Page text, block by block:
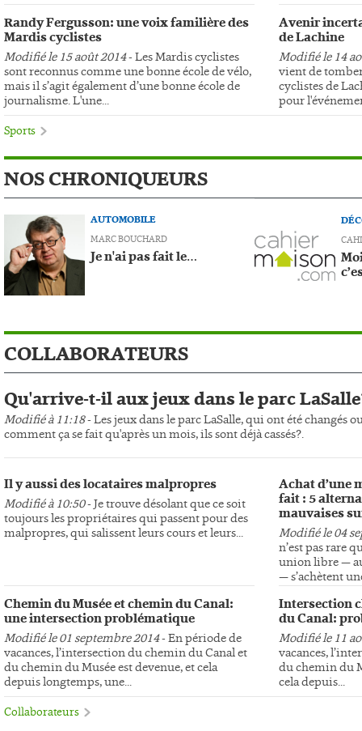
Randy Fergusson: une voix familière des
Mardis cyclistes
Modifié le 15 août 2014- Les Mardis cyclistes
sont reconnus comme une bonne école de vélo,
mais il s’agit également d’une bonne école de
journalisme. L'une...
Avenir
de Lachine
Modifié le 14
vient de
cyclistes de
pour
Sports
NOS CHRONIQUEURS
AUTOMOBILE
MARC BOUCHARD
Je n'ai pas fait le…
COLLABORATEURS
Qu'arrive-t-il aux jeux dans le parc
Modifié à 11:18- Les jeux dans le parc LaSalle, qui ont été changés
comment ça se fait qu'après un mois, ils sont déjà cassés?.
Il y aussi des locataires malpropres
Modifié à 10:50- Je trouve désolant que ce soit
toujours les propriétaires qui passent pour des
malpropres, qui salissent leurs cours et leurs...
Chemin du Musée et chemin du Canal:
une intersection problématique
Modifié le 01 septembre 2014- En période de
vacances, l’intersection du chemin du Canal et
du chemin du Musée est devenue, et cela
depuis longtemps, une...
Achat d’une
fait : 5
mauvaises
Modifié le 04
n’est pas rare
union libre —
— s’achètent
Intersection
du Canal:
Modifié le 11
vacances,
du chemin du
cela depuis...
Collaborateurs